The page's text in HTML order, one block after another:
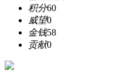
积分60
威望0
金钱58
贡献0